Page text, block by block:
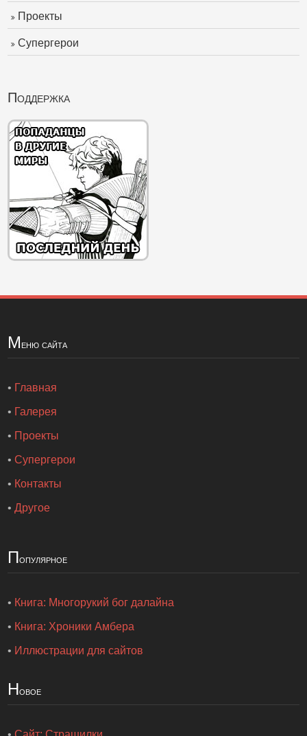
Проекты
Супергерои
Поддержка
Меню сайта
• Главная
• Галерея
• Проекты
•Супергерои
• Контакты
•Другое
Популярное
• Книга: Многорукий бог далайна
• Книга: Хроники Амбера
• Иллюстрации для сайтов
Новое